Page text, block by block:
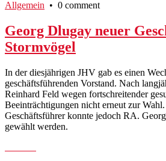
Allgemein • 0 comment
Georg Dlugay neuer
Stormvögel
In der diesjährigen JHV gab es einen
geschäftsführenden Vorstand. Nach
Reinhard Feld wegen fortschreitender
Beeinträchtigungen nicht erneut zur
Geschäftsführer konnte jedoch RA.
gewählt werden.